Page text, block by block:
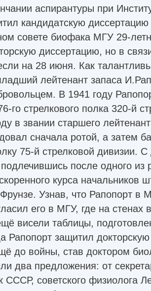
аспирантуры при
кандидатскую
совете биофака МГУ 29-
диссертацию, но в
на 28 июня. Как
лейтенант запаса
В 1941 году
го стрелкового полка 320-й
в звании старшего
сначала ротой, а затем
75-й стрелковой дивизии.
после одного из
курса начальников
Узнав, что Рапопорт в
его в МГУ, где на стенах
висели таблицы,
Рапопорт защитил
до войны, став доктором
два предложения: от
СССР, советского физиолога